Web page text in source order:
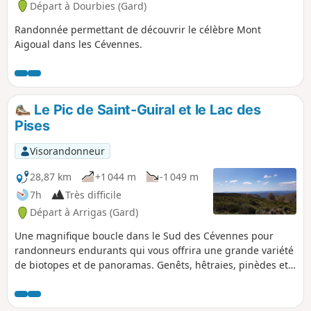
Départ à Dourbies (Gard)
Randonnée permettant de découvrir le célèbre Mont
Aigoual dans les Cévennes.
Le Pic de Saint-Guiral et le Lac des
Pises
Visorandonneur
28,87 km
+1 044 m
-1 049 m
7h
Très difficile
Départ à Arrigas (Gard)
Une magnifique boucle dans le Sud des Cévennes pour
randonneurs endurants qui vous offrira une grande variété
de biotopes et de panoramas. Genêts, hêtraies, pinèdes et
ruisseaux et de lacs. À découvrir le Pic Saint-Guiral, ce